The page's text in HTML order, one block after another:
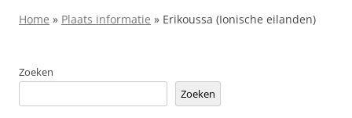
Home » Plaats informatie » Erikoussa (Ionische eilanden)
Zoeken
Zoeken